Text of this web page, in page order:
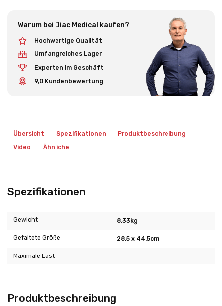
Warum bei Diac Medical kaufen?
Hochwertige Qualität
Umfangreiches Lager
Experten im Geschäft
9,0 Kundenbewertung
Übersicht Spezifikationen
Produktbeschreibung
Video
Ähnliche
Spezifikationen
Gewicht 8.33kg
Gefaltete Größe 28.5 x 44.5cm
Maximale Last
Produktbeschreibung